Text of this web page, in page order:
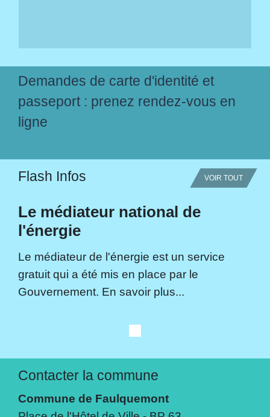
Demandes de carte d'identité et
passeport : prenez rendez-vous en
ligne
Flash Infos VOIR TOUT
Le médiateur national de
l'énergie
Le médiateur de l'énergie est un service
gratuit qui a été mis en place par le
Gouvernement. En savoir plus...
Contacter la commune
Commune de Faulquemont